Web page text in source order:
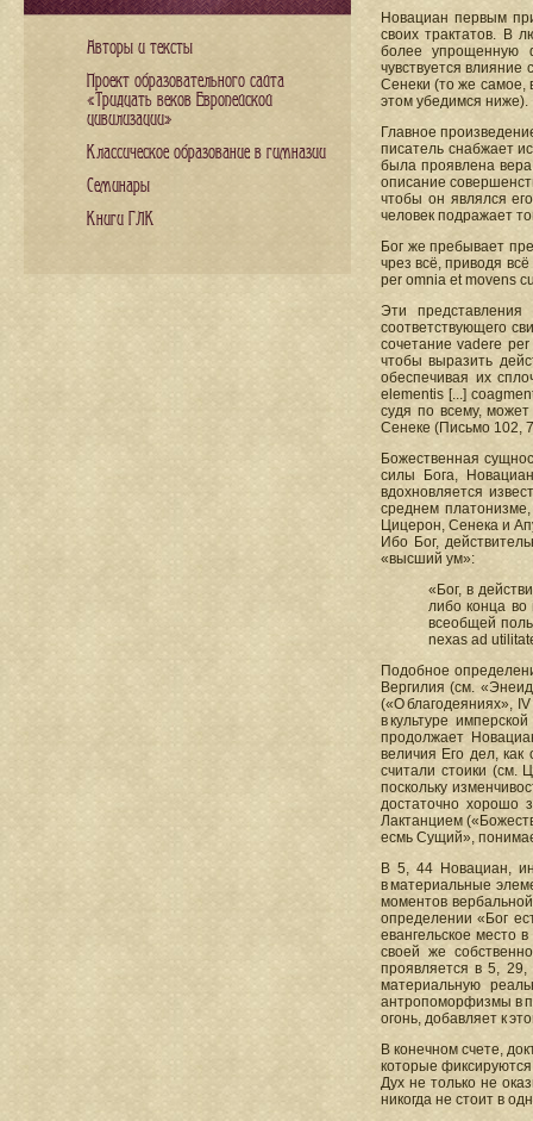
Новациан первым
своих трактатов. В
более упрощенную
чувствуется
Сенеки (то же самое,
этом убедимся ниже).
Главное
писатель снабжает
была проявлена
описание
чтобы он являлся
человек подражает
Бог же пребывает
чрез всё, приводя
per omnia et movens
Эти
соответствующего
сочетание vadere per
чтобы выразить
обеспечивая их
elementis [...]
судя по всему,
Сенеке (Письмо 102,
Божественная
силы Бога,
вдохновляется
среднем
Цицерон, Сенека и
Ибо Бог,
«высший ум»:
«Бог, в
либо конца
всеобщей
nexas ad
Подобное
Вергилия (см.
(«О благодеяниях»,
в культуре
продолжает
величия Его дел,
считали стоики (см.
поскольку
достаточно хорошо
Лактанцием
есмь Сущий»,
В 5, 44 Новациан,
в материальные
моментов
определении «Бог
евангельское место
своей же
проявляется в 5,
материальную
антропоморфизмы в
огонь, добавляет к
В конечном счете,
которые
Дух не только не
никогда не стоит в
Авторы и тексты
Проект образовательного сайта
«Тридцать веков Европейской
цивилизации»
Классическое образование в гимназии
Семинары
Книги ГЛК